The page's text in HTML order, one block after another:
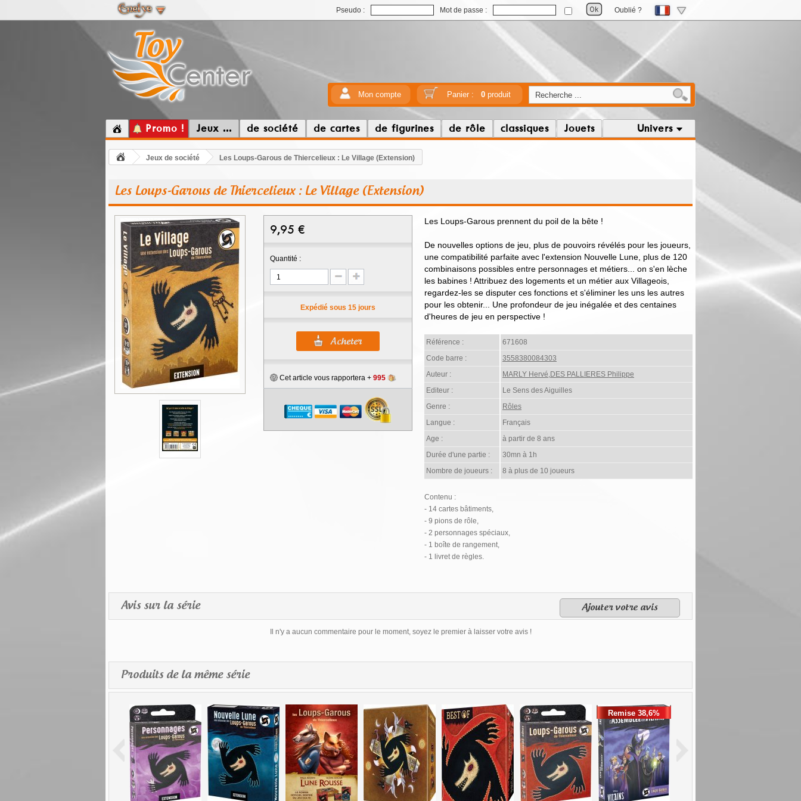
Pseudo : Mot de passe : Oublié ?
Mon compte Panier : 0produit
Promo ! Jeux ... de société de cartes de figurines de rôle classiques Jouets Univers
Jeux de société Les Loups-Garous de Thiercelieux : Le Village (Extension)
Les Loups-Garous de Thiercelieux : Le Village (Extension)
9,95 €
Quantité :
Expédié sous 15 jours
Cet article vous rapportera + 995
Les Loups-Garous prennent du poil de la bête !
De nouvelles options de jeu, plus de pouvoirs révélés pour les joueurs,
une compatibilité parfaite avec l'extension Nouvelle Lune, plus de 120
combinaisons possibles entre personnages et métiers... on s'en lèche
les babines ! Attribuez des logements et un métier aux Villageois,
regardez-les se disputer ces fonctions et s'éliminer les uns les autres
pour les obtenir... Une profondeur de jeu inégalée et des centaines
d'heures de jeu en perspective !
Référence :
671608
Code barre :
3558380084303
Auteur :
MARLY Hervé,DES PALLIERES Philippe
Editeur :
Le Sens des Aiguilles
Genre :
Rôles
Langue :
Français
Age :
à partir de 8 ans
Durée d'une partie :
30mn à 1h
Nombre de joueurs :
8 à plus de 10 joueurs
Contenu :
- 14 cartes bâtiments,
- 9 pions de rôle,
- 2 personnages spéciaux,
- 1 boîte de rangement,
- 1 livret de règles.
Avis sur la série Ajouter votre avis
Il n'y a aucun commentaire pour le moment, soyez le premier à laisser votre avis !
Produits de la même série
Remise 38,6%